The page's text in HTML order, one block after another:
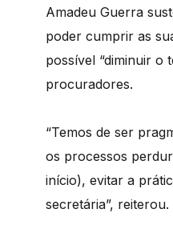
Amadeu Guerra
poder cumprir as
possível “diminuir o
procuradores.
“Temos de ser
os processos
início), evitar a
secretária”, reiterou.